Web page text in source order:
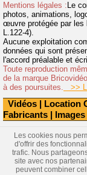
Vidéos | Location
Fabricants | Images
Mentions légales : Le
photos, animations,
œuvre protégée par les
L.122-4).
Aucune exploitation
données qui sont
l'accord préalable et
Toute reproduction
de la marque
à des poursuites. >>
Les cookies nous
d'offrir des
trafic. Nous
site avec nos
peuvent combiner